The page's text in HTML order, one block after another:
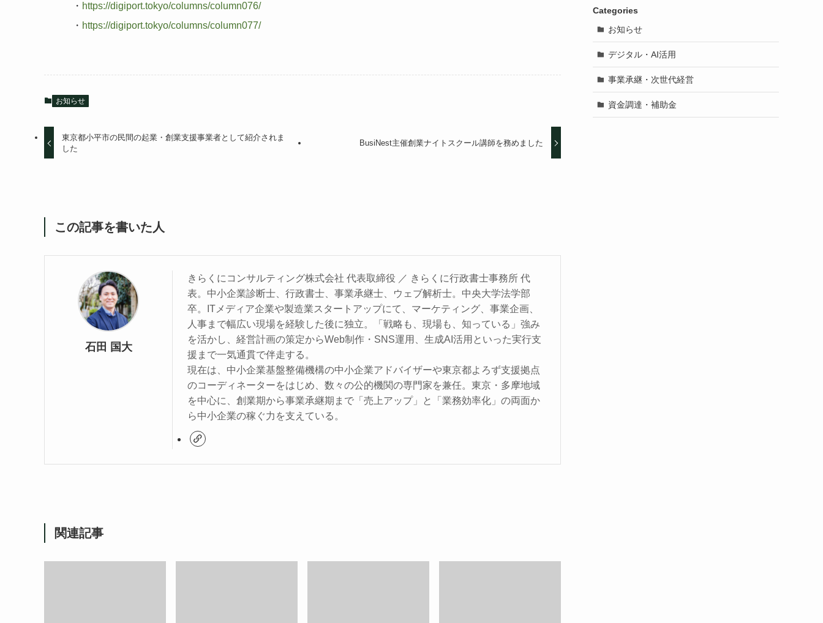
・ https://digiport.tokyo/columns/column076/
・ https://digiport.tokyo/columns/column077/
お知らせ
東京都小平市の民間の起業・創業支援事業者として紹介されま
した
BusiNest主催創業ナイトスクール講師を務めました
この記事を書いた人
石田 国大
きらくにコンサルティング株式会社 代表取締役 ／ きらくに行政書士事務所 代
表。中小企業診断士、行政書士、事業承継士、ウェブ解析士。中央大学法学部
卒。ITメディア企業や製造業スタートアップにて、マーケティング、事業企画、
人事まで幅広い現場を経験した後に独立。「戦略も、現場も、知っている」強み
を活かし、経営計画の策定からWeb制作・SNS運用、生成AI活用といった実行支
援まで一気通貫で伴走する。
現在は、中小企業基盤整備機構の中小企業アドバイザーや東京都よろず支援拠点
のコーディネーターをはじめ、数々の公的機関の専門家を兼任。東京・多摩地域
を中心に、創業期から事業承継期まで「売上アップ」と「業務効率化」の両面か
ら中小企業の稼ぐ力を支えている。
関連記事
Categories
お知らせ
デジタル・AI活用
事業承継・次世代経営
資金調達・補助金